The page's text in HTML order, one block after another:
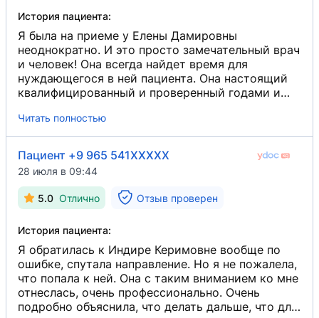
в одном месте. Здесь можно сразу сдать
анализы, сделать УЗИ​ и получить консультацию
врача, не тратя время на поездки в разные
медицинские центры. Результаты анализов
приходят так же, как и в любой лаборатории. За
всё время у меня сложилось только
коллективу клиники за профессионализм,
заботу, внимательное отношение и комфортную
атмосферу. Очень рада, что однажды выбрала
именно эту клинику, и с уверенностью
продолжаю наблюдаться здесь.
История пациента:
Я была на приеме у Елены Дамировны
неоднократно. И это просто замечательный врач
и человек! Она всегда найдет время для
нуждающегося в ней пациента. Она настоящий
квалифицированный и проверенный годами и
работой. Результат лечения положительный, и
результат радует. Если бы я была в положении, я
обязательно пришла бы к ней наблюдаться.
Обязательно посоветую, это супер врач!
Читать полностью
Пациент +9 965 541XXXXX
28 июля в 09:44
5.0 Отлично Отзыв проверен
История пациента:
Я обратилась к Индире Керимовне вообще по
ошибке, спутала направление. Но я не пожалела,
что попала к ней. Она с таким вниманием ко мне
отнеслась, очень профессионально. Очень
подробно объяснила, что делать дальше, что для